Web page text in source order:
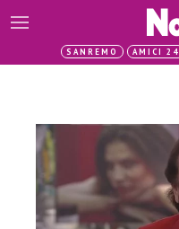
SANREMO AMICI 24